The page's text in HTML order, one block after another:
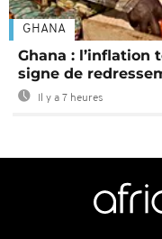
GHANA
Ghana : l’inflation
signe de
Il y a 7 heures